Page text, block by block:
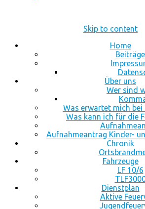
Skip to content
Home
Beiträge
Über uns
Wer sind
Was erwartet mich bei
Was kann ich für die
Aufnahmeantrag Kinder-
Chronik
Fahrzeuge
LF 10/6
Dienstplan
Aktive